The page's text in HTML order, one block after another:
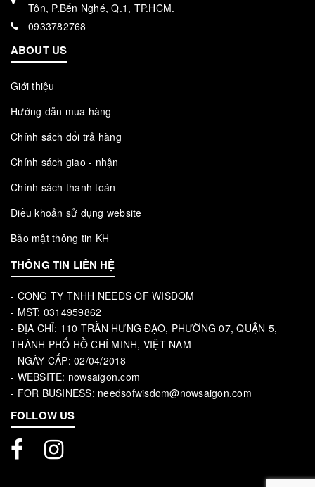
Tôn, P.Bến Nghé, Q.1, TP.HCM.
0933782768
ABOUT US
Giới thiệu
Hướng dẫn mua hàng
Chính sách đổi trả hàng
Chính sách giao - nhận
Chính sách thanh toán
Điều khoản sử dụng website
Bảo mật thông tin KH
THÔNG TIN LIÊN HỆ
- CÔNG TY TNHH NEEDS OF WISDOM
- MST: 0314959862
- ĐỊA CHỈ: 110 TRẦN HƯNG ĐẠO, PHƯỜNG 07, QUẬN 5,
THÀNH PHỐ HỒ CHÍ MINH, VIỆT NAM
- NGÀY CẤP: 02/04/2018
- WEBSITE: nowsaigon.com
- FOR BUSINESS: needsofwisdom@nowsaigon.com
FOLLOW US